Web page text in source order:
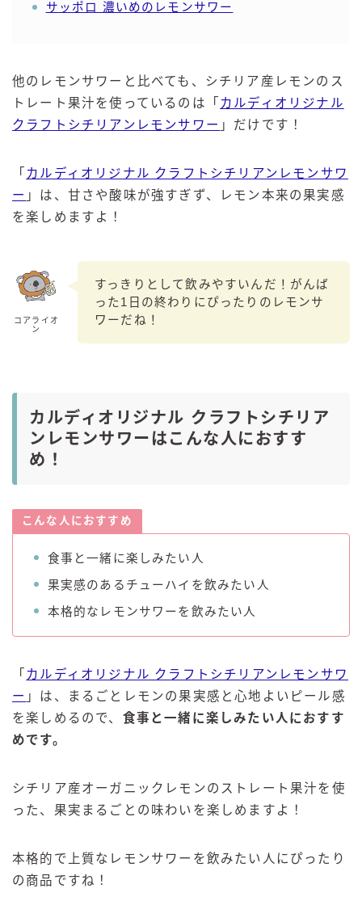
サッポロ 濃いめのレモンサワー
他のレモンサワーと比べても、シチリア産レモンのス
トレート果汁を使っているのは「 カルディオリジナル
クラフトシチリアンレモンサワー 」だけです！
「 カルディオリジナル クラフトシチリアンレモンサワ
ー 」は、甘さや酸味が強すぎず、レモン本来の果実感
を楽しめますよ！
コアライオ
ン
すっきりとして飲みやすいんだ！がんば
った1日の終わりにぴったりのレモンサ
ワーだね！
カルディオリジナル クラフトシチリア
ンレモンサワーはこんな人におすす
め！
こんな人におすすめ
食事と一緒に楽しみたい人
果実感のあるチューハイを飲みたい人
本格的なレモンサワーを飲みたい人
「 カルディオリジナル クラフトシチリアンレモンサワ
ー 」は、まるごとレモンの果実感と心地よいピール感
を楽しめるので、 食事と一緒に楽しみたい人におすす
めです。
シチリア産オーガニックレモンのストレート果汁を使
った、果実まるごとの味わいを楽しめますよ！
本格的で上質なレモンサワーを飲みたい人にぴったり
の商品ですね！
毎日更新